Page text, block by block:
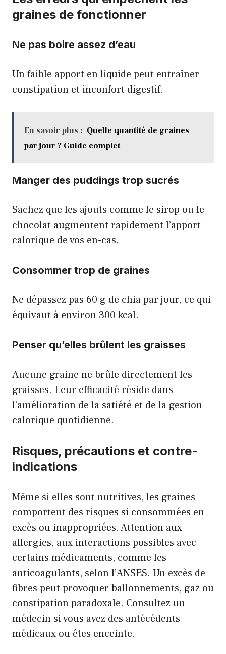
graines de fonctionner
Ne pas boire assez d’eau
Un faible apport en liquide peut entraîner
constipation et inconfort digestif.
En savoir plus : Quelle quantité de graines
par jour ? Guide complet
Manger des puddings trop sucrés
Sachez que les ajouts comme le sirop ou le
chocolat augmentent rapidement l’apport
calorique de vos en-cas.
Consommer trop de graines
Ne dépassez pas 60 g de chia par jour, ce qui
équivaut à environ 300 kcal.
Penser qu’elles brûlent les graisses
Aucune graine ne brûle directement les
graisses. Leur efficacité réside dans
l’amélioration de la satiété et de la gestion
calorique quotidienne.
Risques, précautions et contre-
indications
Même si elles sont nutritives, les graines
comportent des risques si consommées en
excès ou inappropriées. Attention aux
allergies, aux interactions possibles avec
certains médicaments, comme les
anticoagulants, selon l’ANSES. Un excès de
fibres peut provoquer ballonnements, gaz ou
constipation paradoxale. Consultez un
médecin si vous avez des antécédents
médicaux ou êtes enceinte.